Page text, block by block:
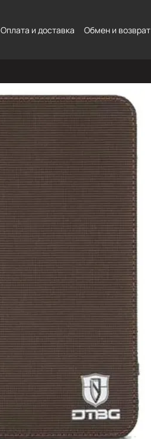
Оплата и доставка Обмен и возврат